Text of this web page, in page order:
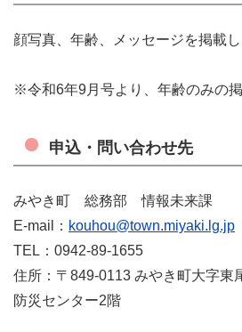
顔写真、年齢、メッセージを掲載し
※令和6年9月号より、年齢のみの掲
申込・問い合わせ先
みやき町 総務部 情報未来課
E-mail： kouhou@town.miyaki.lg.jp
TEL：0942-89-1655
住所：〒849-0113 みやき町大字
防災センター2階